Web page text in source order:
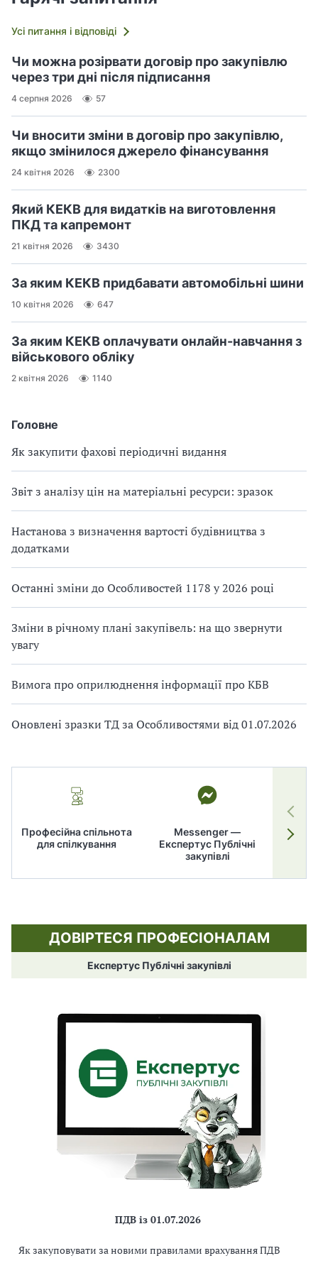
Головне
Як закупити фахові періодичні видання
Звіт з аналізу цін на матеріальні ресурси: зразок
Настанова з визначення вартості будівництва з
додатками
Останні зміни до Особливостей 1178 у 2026 році
Зміни в річному плані закупівель: на що звернути
увагу
Вимога про оприлюднення інформації про КБВ
Оновлені зразки ТД за Особливостями від 01.07.2026
Професійна спільнота
для спілкування
Messenger —
Експертус Публічні
закупівлі
Усі питання і відповіді
Чи можна розірвати договір про закупівлю
через три дні після підписання
4 серпня 2026 57
Чи вносити зміни в договір про закупівлю,
якщо змінилося джерело фінансування
24 квітня 2026 2300
Який КЕКВ для видатків на виготовлення
ПКД та капремонт
21 квітня 2026 3430
За яким КЕКВ придбавати автомобільні шини
10 квітня 2026 647
За яким КЕКВ оплачувати онлайн-навчання з
військового обліку
2 квітня 2026 1140
ДОВІРТЕСЯ ПРОФЕСІОНАЛАМ
Експертус Публічні закупівлі
ПДВ із 01.07.2026
Як закуповувати за новими правилами врахування ПДВ